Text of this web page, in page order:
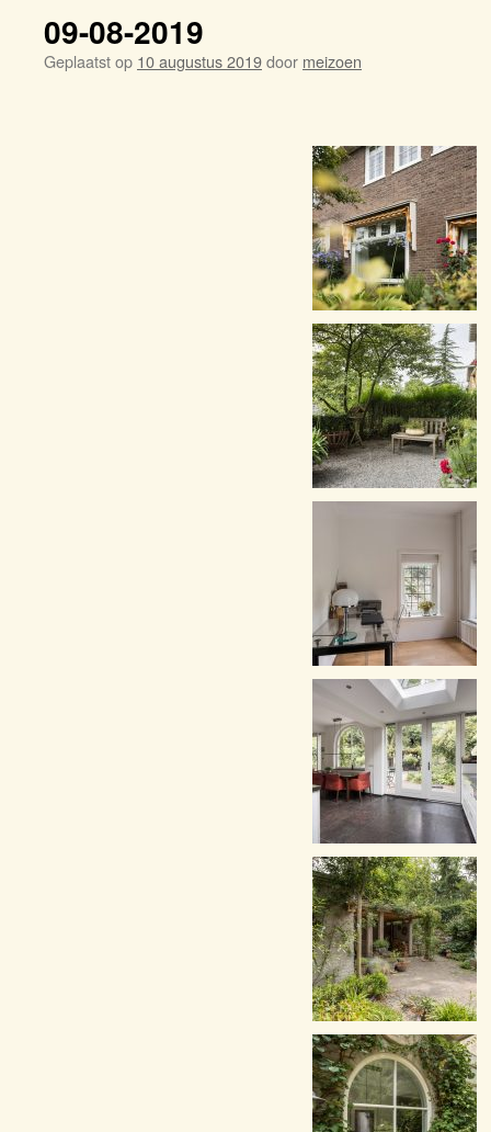
09-08-2019
Geplaatst op 10 augustus 2019door meizoen